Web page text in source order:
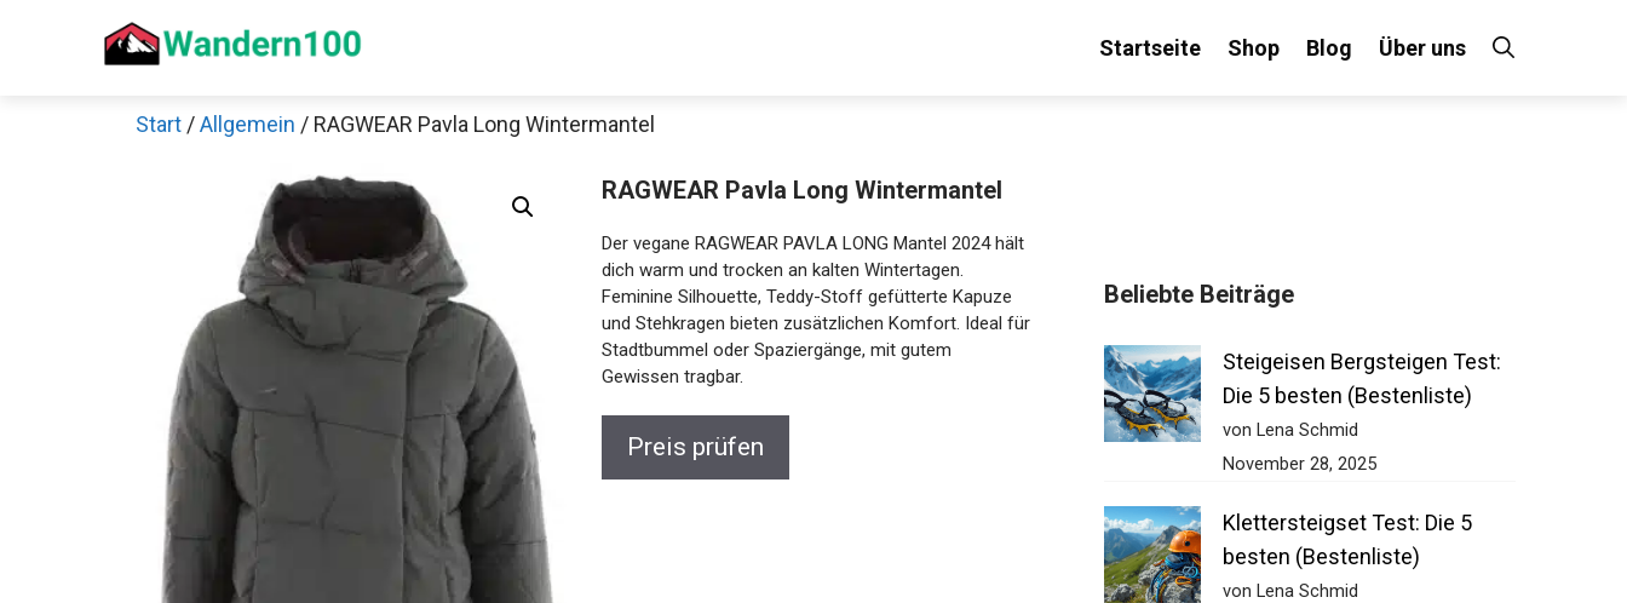
Startseite Shop Blog Über uns
Start /Allgemein / RAGWEAR Pavla Long Wintermantel
RAGWEAR Pavla Long Wintermantel
Der vegane RAGWEAR PAVLA LONG Mantel 2024 hält
dich warm und trocken an kalten Wintertagen.
Feminine Silhouette, Teddy-Stoff gefütterte Kapuze
und Stehkragen bieten zusätzlichen Komfort. Ideal
für Stadtbummel oder Spaziergänge, mit gutem
Gewissen tragbar.
Preis prüfen
Beliebte Beiträge
Steigeisen Bergsteigen Test:
Die 5 besten (Bestenliste)
von Lena Schmid
November 28, 2025
Klettersteigset Test: Die 5
besten (Bestenliste)
von Lena Schmid
Decathlon Sale
Schaue dir jetzt die meistverkauften Produkte im Sale bei Decathlon an!
Jetzt anschauen